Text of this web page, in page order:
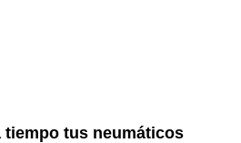
tiempo tus neumáticos